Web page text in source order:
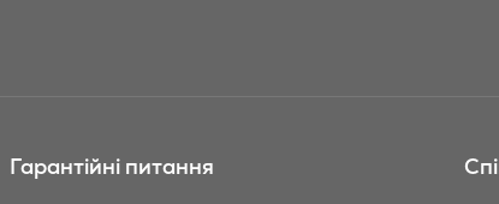
Гарантійні питання